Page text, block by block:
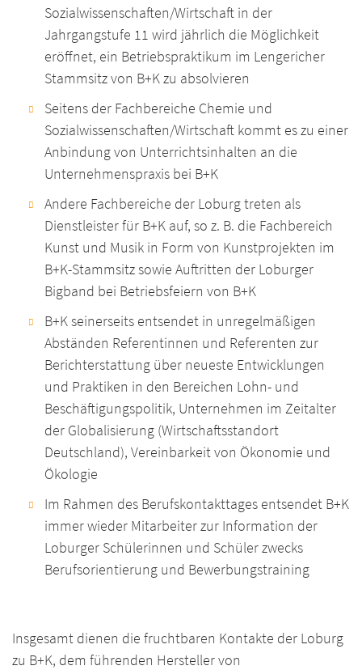
Sozialwissenschaften/Wirtschaft in der
Jahrgangstufe 11 wird jährlich die Möglichkeit
eröffnet, ein Betriebspraktikum im Lengericher
Stammsitz von B+K zu absolvieren
Seitens der Fachbereiche Chemie und
Sozialwissenschaften/Wirtschaft kommt es zu einer
Anbindung von Unterrichtsinhalten an die
Unternehmenspraxis bei B+K
Andere Fachbereiche der Loburg treten als
Dienstleister für B+K auf, so z. B. die Fachbereich
Kunst und Musik in Form von Kunstprojekten im
B+K-Stammsitz sowie Auftritten der Loburger
Bigband bei Betriebsfeiern von B+K
B+K seinerseits entsendet in unregelmäßigen
Abständen Referentinnen und Referenten zur
Berichterstattung über neueste Entwicklungen
und Praktiken in den Bereichen Lohn- und
Beschäftigungspolitik, Unternehmen im Zeitalter
der Globalisierung (Wirtschaftsstandort
Deutschland), Vereinbarkeit von Ökonomie und
Ökologie
Im Rahmen des Berufskontakttages entsendet B+K
immer wieder Mitarbeiter zur Information der
Loburger Schülerinnen und Schüler zwecks
Berufsorientierung und Bewerbungstraining
Insgesamt dienen die fruchtbaren Kontakte der Loburg
zu B+K, dem führenden Hersteller von